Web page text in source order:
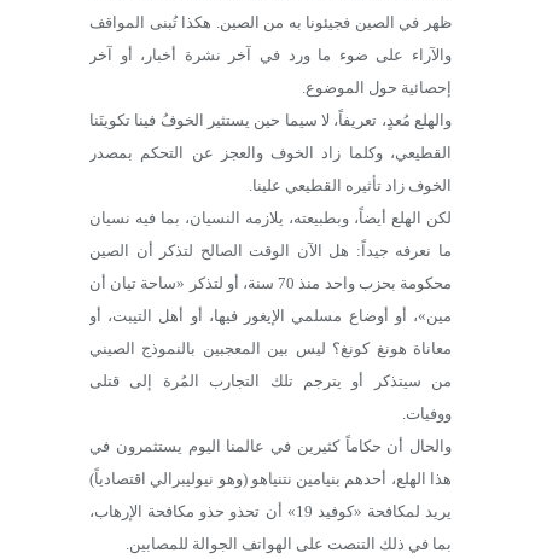
ظهر في الصين فجيئونا به من الصين. هكذا تُبنى المواقف
والآراء على ضوء ما ورد في آخر نشرة أخبار، أو آخر
إحصائية حول الموضوع.
والهلع مُعدٍ، تعريفاً، لا سيما حين يستثير الخوفُ فينا تكوينَنا
القطيعي، وكلما زاد الخوف والعجز عن التحكم بمصدر
الخوف زاد تأثيره القطيعي علينا.
لكن الهلع أيضاً، وبطبيعته، يلازمه النسيان، بما فيه نسيان
ما نعرفه جيداً: هل الآن الوقت الصالح لتذكر أن الصين
محكومة بحزب واحد منذ 70 سنة، أو لتذكر «ساحة تيان أن
مين»، أو أوضاع مسلمي الإيغور فيها، أو أهل التيبت، أو
معاناة هونغ كونغ؟ ليس بين المعجبين بالنموذج الصيني
من سيتذكر أو يترجم تلك التجارب المُرة إلى قتلى
ووفيات.
والحال أن حكاماً كثيرين في عالمنا اليوم يستثمرون في
هذا الهلع، أحدهم بنيامين نتنياهو (وهو نيوليبرالي اقتصادياً)
يريد لمكافحة «كوفيد 19» أن تحذو حذو مكافحة الإرهاب،
بما في ذلك التنصت على الهواتف الجوالة للمصابين.